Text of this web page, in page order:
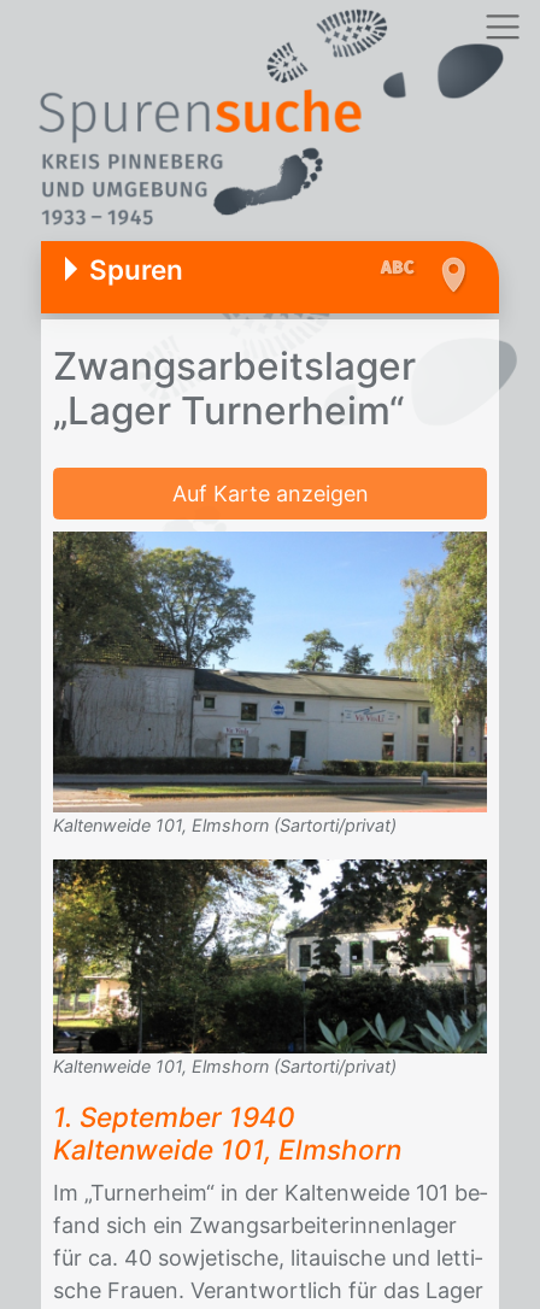
Spuren
Zwangs­ar­beits­la­ger
„La­ger Tur­n­er­heim“
Auf Karte anzeigen
Kaltenweide 101, Elmshorn (Sartorti/privat)
Kaltenweide 101, Elmshorn (Sartorti/privat)
1. Sep­tem­ber 1940
Kal­ten­wei­de 101, Elms­horn
Im „Tur­n­er­heim“ in der Kal­ten­wei­de 101 be­
fand sich ein Zwangs­ar­bei­te­rin­nen­la­ger
für ca. 40 so­wje­ti­sche, li­taui­sche und let­ti­
sche Frau­en. Ver­ant­wort­lich für das La­ger